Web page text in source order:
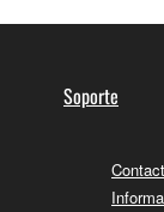
Soporte